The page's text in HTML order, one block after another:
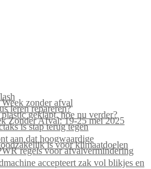
zonder afval
leren repareren?
geklapt, hoe nu verder?
Zonder Afval: 19-25 mei 2025
is stap terug tegen
aan dat hoogwaardige
is voor klimaatdoelen
regels voor afvalvermindering
accepteert zak vol blikjes en